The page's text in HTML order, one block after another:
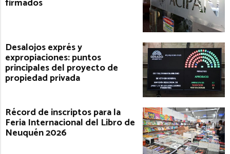
firmados
Desalojos exprés y
expropiaciones: puntos
principales del proyecto de
propiedad privada
Récord de inscriptos para la
Feria Internacional del Libro de
Neuquén 2026